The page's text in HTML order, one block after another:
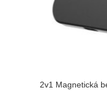
2v1 Magnetická